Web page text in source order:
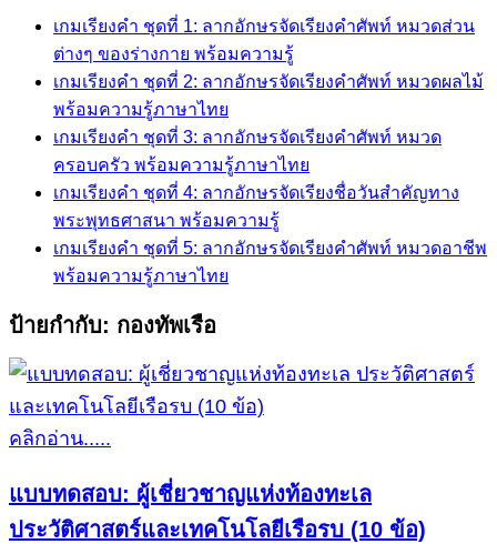
เกมเรียงคำ ชุดที่ 1: ลากอักษรจัดเรียงคำศัพท์ หมวดส่วน
ต่างๆ ของร่างกาย พร้อมความรู้
เกมเรียงคำ ชุดที่ 2: ลากอักษรจัดเรียงคำศัพท์ หมวดผลไม้
พร้อมความรู้ภาษาไทย
เกมเรียงคำ ชุดที่ 3: ลากอักษรจัดเรียงคำศัพท์ หมวด
ครอบครัว พร้อมความรู้ภาษาไทย
เกมเรียงคำ ชุดที่ 4: ลากอักษรจัดเรียงชื่อวันสำคัญทาง
พระพุทธศาสนา พร้อมความรู้
เกมเรียงคำ ชุดที่ 5: ลากอักษรจัดเรียงคำศัพท์ หมวดอาชีพ
พร้อมความรู้ภาษาไทย
ป้ายกำกับ: กองทัพเรือ
คลิกอ่าน.....
แบบทดสอบ: ผู้เชี่ยวชาญแห่งท้องทะเล
ประวัติศาสตร์และเทคโนโลยีเรือรบ (10 ข้อ)